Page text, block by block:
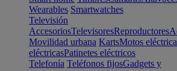
Wearables Smartwatches
Televisión
AccesoriosTelevisoresReproductores
Movilidad urbana KartsMotos
eléctricasPatinetes eléctricos
Telefonía Teléfonos fijosGadgets y